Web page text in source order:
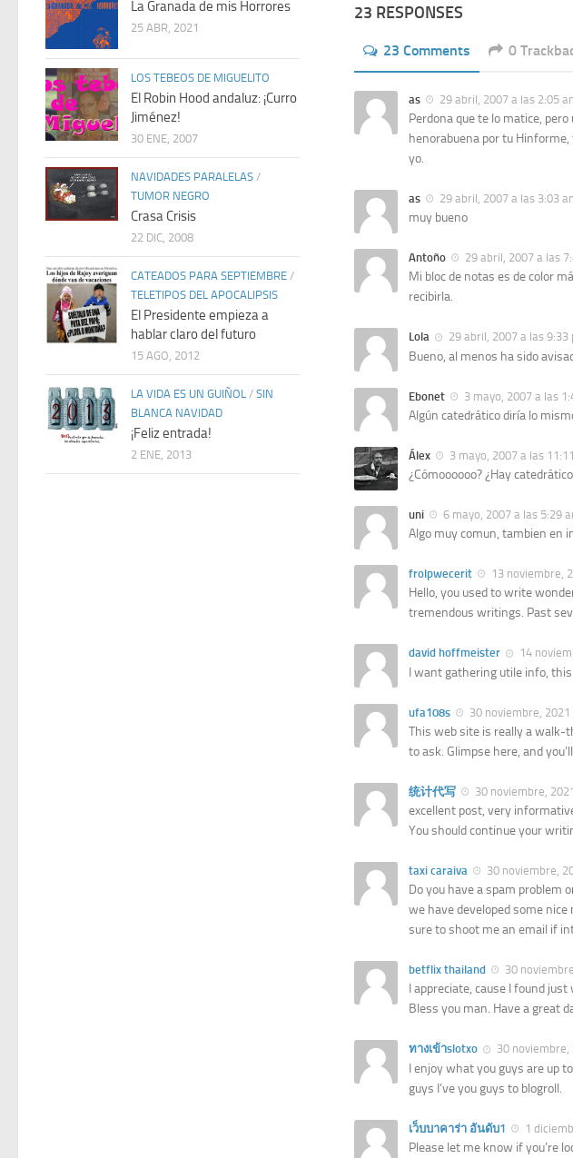
23 RESPONSES
23 Comments 0
as 29 abril, 2007 a las 2:05
Perdona que te lo matice,
henorabuena por tu
yo.
as 29 abril, 2007 a las 3:03
muy bueno
Antoño 29 abril, 2007 a las
Mi bloc de notas es de color
recibirla.
Lola 29 abril, 2007 a las 9:33
Bueno, al menos ha sido
Ebonet 3 mayo, 2007 a las
Algún catedrático diría lo
Álex 3 mayo, 2007 a las
¿Cómoooooo? ¿Hay
uni 6 mayo, 2007 a las 5:29
Algo muy comun, tambien en
frolpwecerit 13 noviembre,
Hello, you used to write
tremendous writings. Past
david hoffmeister 14
I want gathering utile info,
ufa108s 30 noviembre, 2021
This web site is really a walk-
to ask. Glimpse here, and
统计代写 30 noviembre,
excellent post, very
You should continue your
taxi caraiva 30 noviembre,
Do you have a spam problem
we have developed some
sure to shoot me an email if
betflix thailand 30
I appreciate, cause I found
Bless you man. Have a great
ทางเข้าslotxo 30 noviembre,
I enjoy what you guys are up
guys I’ve you guys to blogroll.
เว็บบาคาร่า อันดับ1 1
Please let me know if you’re
La Granada de mis Horrores
25 ABR, 2021
LOS TEBEOS DE MIGUELITO
El Robin Hood andaluz: ¡Curro
Jiménez!
30 ENE, 2007
NAVIDADES PARALELAS /
TUMOR NEGRO
Crasa Crisis
22 DIC, 2008
CATEADOS PARA SEPTIEMBRE /
TELETIPOS DEL APOCALIPSIS
El Presidente empieza a
hablar claro del futuro
15 AGO, 2012
LA VIDA ES UN GUIÑOL / SIN
BLANCA NAVIDAD
¡Feliz entrada!
2 ENE, 2013